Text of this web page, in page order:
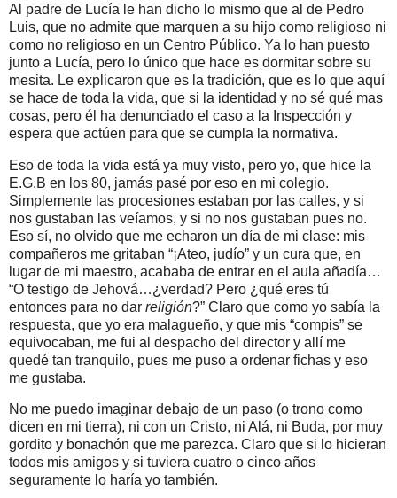
Al padre de Lucía le han dicho lo mismo que al de Pedro
Luis, que no admite que marquen a su hijo como religioso ni
como no religioso en un Centro Público. Ya lo han puesto
junto a Lucía, pero lo único que hace es dormitar sobre su
mesita. Le explicaron que es la tradición, que es lo que aquí
se hace de toda la vida, que si la identidad y no sé qué mas
cosas, pero él ha denunciado el caso a la Inspección y
espera que actúen para que se cumpla la normativa.
Eso de toda la vida está ya muy visto, pero yo, que hice la
E.G.B en los 80, jamás pasé por eso en mi colegio.
Simplemente las procesiones estaban por las calles, y si
nos gustaban las veíamos, y si no nos gustaban pues no.
Eso sí, no olvido que me echaron un día de mi clase: mis
compañeros me gritaban “¡Ateo, judío” y un cura que, en
lugar de mi maestro, acababa de entrar en el aula añadía…
“O testigo de Jehová…¿verdad? Pero ¿qué eres tú
entonces para no dar religión?” Claro que como yo sabía la
respuesta, que yo era malagueño, y que mis “compis” se
equivocaban, me fui al despacho del director y allí me
quedé tan tranquilo, pues me puso a ordenar fichas y eso
me gustaba.
No me puedo imaginar debajo de un paso (o trono como
dicen en mi tierra), ni con un Cristo, ni Alá, ni Buda, por muy
gordito y bonachón que me parezca. Claro que si lo hicieran
todos mis amigos y si tuviera cuatro o cinco años
seguramente lo haría yo también.